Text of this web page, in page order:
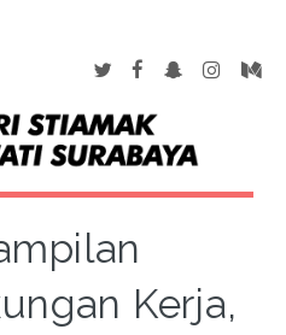
Kerja,